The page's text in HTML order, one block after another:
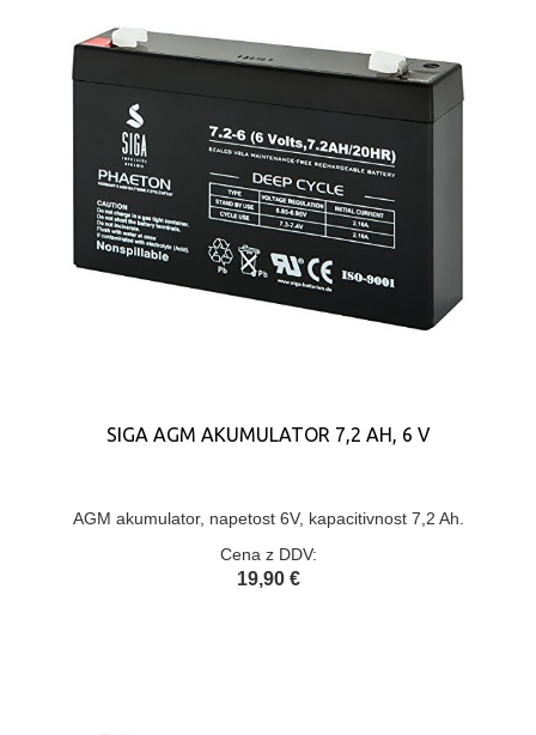
SIGA AGM AKUMULATOR 7,2 AH, 6 V
AGM akumulator, napetost 6V, kapacitivnost 7,2 Ah.
Cena z DDV:
19,90 €